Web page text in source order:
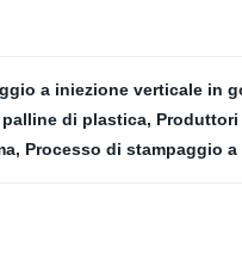
a iniezione verticale in
di plastica,
, Processo di stampaggio